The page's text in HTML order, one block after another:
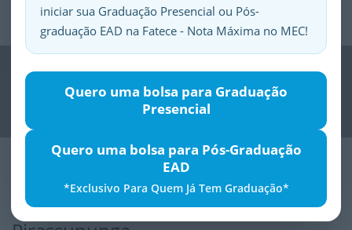
iniciar sua Graduação Presencial ou Pós-
graduação EAD na Fatece - Nota Máxima no MEC!
Quero uma bolsa para Graduação
Presencial
Quero uma bolsa para Pós-Graduação
EAD
*Exclusivo Para Quem Já Tem Graduação*
SuaFatece.Seuorgulho.
Previous
Visita ao instituto de EducaÃ§Ã£o